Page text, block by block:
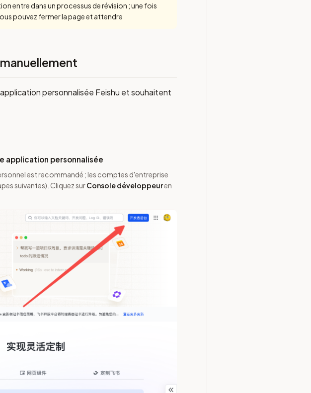
entre dans un processus de révision ; une fois
pouvez fermer la page et attendre
personnalisée Feishu et souhaitent
application personnalisée
est recommandé ; les comptes d'entreprise
suivantes). Cliquez surConsole développeuren